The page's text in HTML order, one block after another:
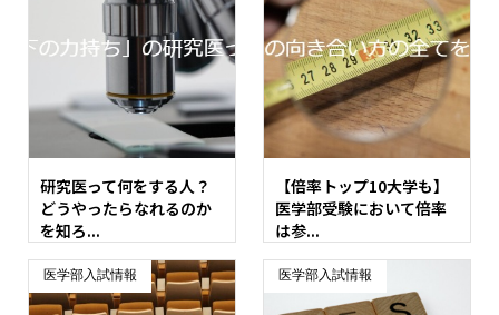
研究医って何をする人？
どうやったらなれるのか
を知ろ...
【倍率トップ10大学も】
医学部受験において倍率
は参...
医学部入試情報 医学部入試情報